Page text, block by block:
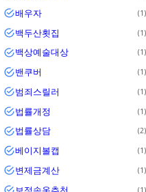
배우자 1
백두산횟집 1
백상예술대상 1
밴쿠버 1
범죄스릴러 1
법률개정 1
법률상담 2
베이지볼캡 1
변제금계산 1
1